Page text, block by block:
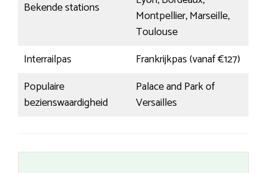
Bekende stations
Montpellier, Marseille,
Toulouse
Interrailpas
Frankrijkpas (vanaf €127)
Populaire
bezienswaardigheid
Palace and Park of
Versailles